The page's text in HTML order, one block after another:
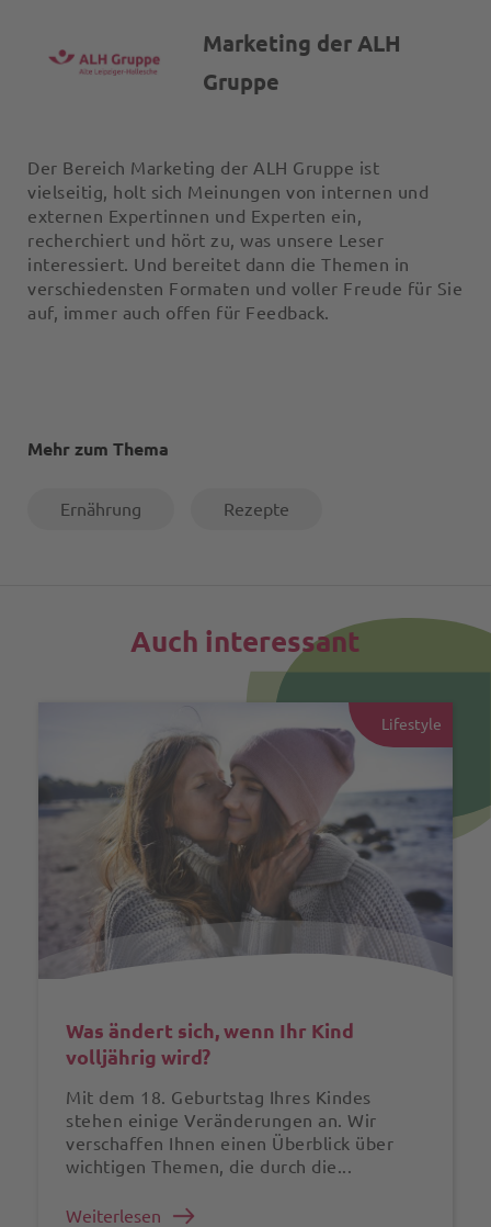
Marketing der ALH
Gruppe
Der Bereich Marketing der ALH Gruppe ist
vielseitig, holt sich Meinungen von internen und
externen Expertinnen und Experten ein,
recherchiert und hört zu, was unsere Leser
interessiert. Und bereitet dann die Themen in
verschiedensten Formaten und voller Freude für Sie
auf, immer auch offen für Feedback.
Mehr zum Thema
Ernährung Rezepte
Auch interessant
Lifestyle
Was ändert sich, wenn Ihr Kind
volljährig wird?
Mit dem 18. Geburtstag Ihres Kindes
stehen einige Veränderungen an. Wir
verschaffen Ihnen einen Überblick über
wichtigen Themen, die durch die...
Weiterlesen